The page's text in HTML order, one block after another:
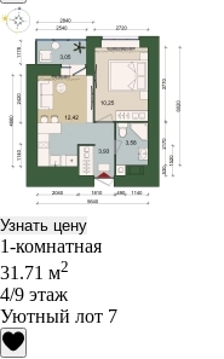
Узнать цену
1-комнатная
31.71 м2
4/9 этаж
Уютный лот 7